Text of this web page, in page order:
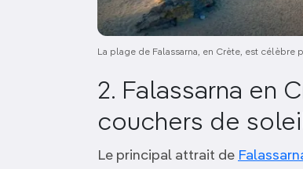
La plage de Falassarna, en Crète, est
2. Falassarna en
couchers de
Le principal attrait de